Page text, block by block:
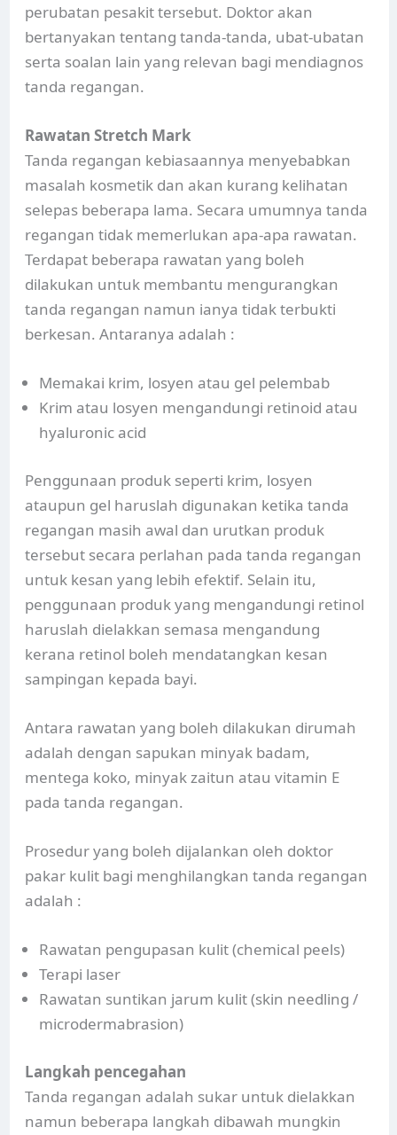
perubatan pesakit tersebut. Doktor akan
bertanyakan tentang tanda-tanda, ubat-ubatan
serta soalan lain yang relevan bagi mendiagnos
tanda regangan.
Rawatan Stretch Mark
Tanda regangan kebiasaannya menyebabkan
masalah kosmetik dan akan kurang kelihatan
selepas beberapa lama. Secara umumnya tanda
regangan tidak memerlukan apa-apa rawatan.
Terdapat beberapa rawatan yang boleh
dilakukan untuk membantu mengurangkan
tanda regangan namun ianya tidak terbukti
berkesan. Antaranya adalah :
Memakai krim, losyen atau gel pelembab
Krim atau losyen mengandungi retinoid atau
hyaluronic acid
Penggunaan produk seperti krim, losyen
ataupun gel haruslah digunakan ketika tanda
regangan masih awal dan urutkan produk
tersebut secara perlahan pada tanda regangan
untuk kesan yang lebih efektif. Selain itu,
penggunaan produk yang mengandungi retinol
haruslah dielakkan semasa mengandung
kerana retinol boleh mendatangkan kesan
sampingan kepada bayi.
Antara rawatan yang boleh dilakukan dirumah
adalah dengan sapukan minyak badam,
mentega koko, minyak zaitun atau vitamin E
pada tanda regangan.
Prosedur yang boleh dijalankan oleh doktor
pakar kulit bagi menghilangkan tanda regangan
adalah :
Rawatan pengupasan kulit (chemical peels)
Terapi laser
Rawatan suntikan jarum kulit (skin needling /
microdermabrasion)
Langkah pencegahan
Tanda regangan adalah sukar untuk dielakkan
namun beberapa langkah dibawah mungkin